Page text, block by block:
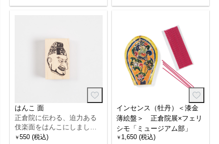
はんこ 面
正倉院に伝わる、迫力ある
伎楽面をはんこにしまし
た。
￥550 (税込)
インセンス（牡丹）＜漆金
薄絵盤＞ 正倉院展×フェリ
シモ「ミュージアム部」
￥ 1,650 (税込)